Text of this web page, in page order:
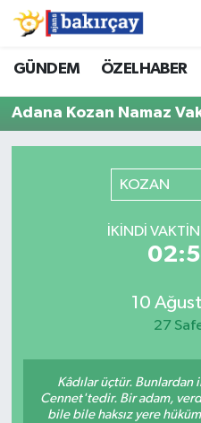
GÜNDEM ÖZELHABER
Adana Kozan Namaz
KOZAN
İKINDI
10
27
Kâdılar üçtür.
Cennet'tedir. Bir adam,
bile bile haksız yere
İzmir Nöbetçi
İzmir Hava Durumu
İzmir Trafik Yoğunluk
Süper Lig Puan
Tüm Manşetler
Haber Arşivi